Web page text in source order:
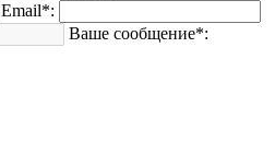
Email*:
Ваше сообщение*: